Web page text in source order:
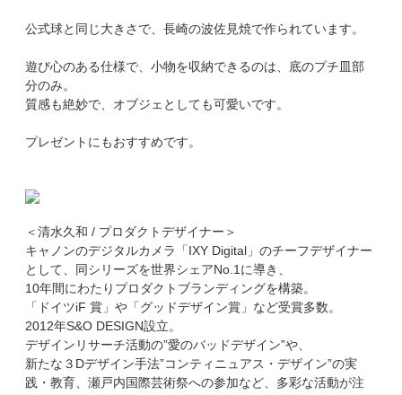
公式球と同じ大きさで、長崎の波佐見焼で作られています。
遊び心のある仕様で、小物を収納できるのは、底のプチ皿部
分のみ。
質感も絶妙で、オブジェとしても可愛いです。
プレゼントにもおすすめです。
＜清水久和 / プロダクトデザイナー＞
キャノンのデジタルカメラ「IXY Digital」のチーフデザイナー
として、同シリーズを世界シェアNo.1に導き、
10年間にわたりプロダクトブランディングを構築。
「ドイツiF 賞」や「グッドデザイン賞」など受賞多数。
2012年S&O DESIGN設立。
デザインリサーチ活動の”愛のバッドデザイン”や、
新たな３Dデザイン手法”コンティニュアス・デザイン”の実
践・教育、瀬戸内国際芸術祭への参加など、多彩な活動が注